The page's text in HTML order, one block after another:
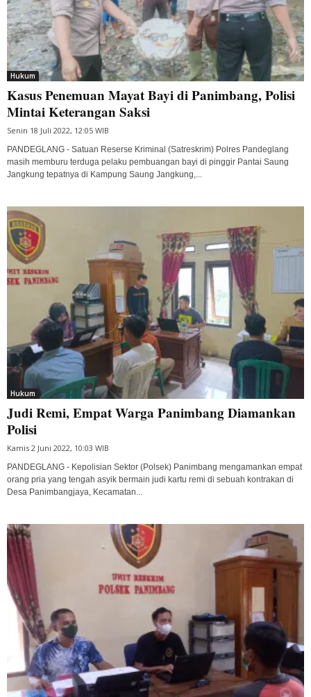
Hukum
Kasus Penemuan Mayat Bayi di Panimbang, Polisi
Mintai Keterangan Saksi
Senin 18 Juli 2022, 12:05 WIB
PANDEGLANG - Satuan Reserse Kriminal (Satreskrim) Polres Pandeglang
masih memburu terduga pelaku pembuangan bayi di pinggir Pantai Saung
Jangkung tepatnya di Kampung Saung Jangkung,...
Hukum
Judi Remi, Empat Warga Panimbang Diamankan
Polisi
Kamis 2 Juni 2022, 10:03 WIB
PANDEGLANG - Kepolisian Sektor (Polsek) Panimbang mengamankan empat
orang pria yang tengah asyik bermain judi kartu remi di sebuah kontrakan di
Desa Panimbangjaya, Kecamatan...